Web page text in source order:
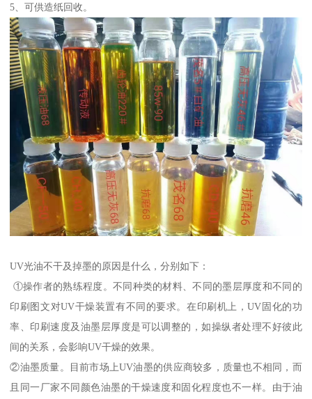
5、可供造纸回收。
UV光油不干及掉墨的原因是什么，分别如下：
①操作者的熟练程度。不同种类的材料、不同的墨层厚度和不同的
印刷图文对UV干燥装置有不同的要求。在印刷机上，UV固化的功
率、印刷速度及油墨层厚度是可以调整的，如操纵者处理不好彼此
间的关系，会影响UV干燥的效果。
②油墨质量。目前市场上UV油墨的供应商较多，质量也不相同，而
且同一厂家不同颜色油墨的干燥速度和固化程度也不一样。由于油